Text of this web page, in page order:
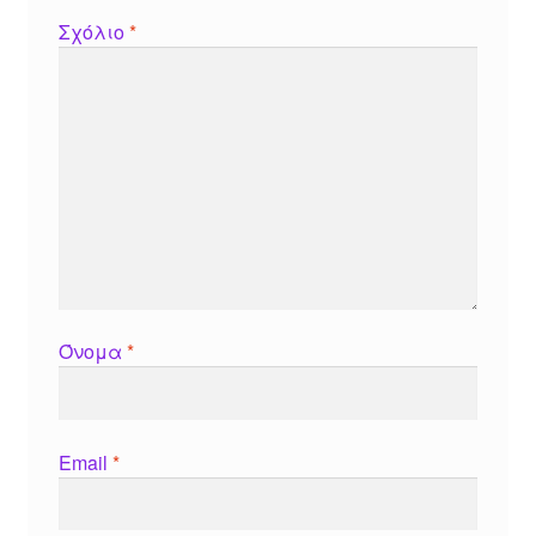
Σχόλιο*
Όνομα *
Email *